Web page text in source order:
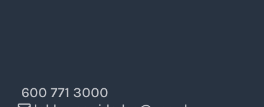
600 771 3000